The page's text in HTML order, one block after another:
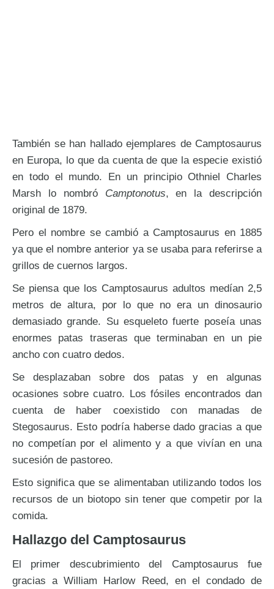
También se han hallado ejemplares de Camptosaurus
en Europa, lo que da cuenta de que la especie existió
en todo el mundo. En un principio Othniel Charles
Marsh lo nombró Camptonotus, en la descripción
original de 1879.
Pero el nombre se cambió a Camptosaurus en 1885
ya que el nombre anterior ya se usaba para referirse a
grillos de cuernos largos.
Se piensa que los Camptosaurus adultos medían 2,5
metros de altura, por lo que no era un dinosaurio
demasiado grande. Su esqueleto fuerte poseía unas
enormes patas traseras que terminaban en un pie
ancho con cuatro dedos.
Se desplazaban sobre dos patas y en algunas
ocasiones sobre cuatro. Los fósiles encontrados dan
cuenta de haber coexistido con manadas de
Stegosaurus. Esto podría haberse dado gracias a que
no competían por el alimento y a que vivían en una
sucesión de pastoreo.
Esto significa que se alimentaban utilizando todos los
recursos de un biotopo sin tener que competir por la
comida.
Hallazgo del Camptosaurus
El primer descubrimiento del Camptosaurus fue
gracias a William Harlow Reed, en el condado de